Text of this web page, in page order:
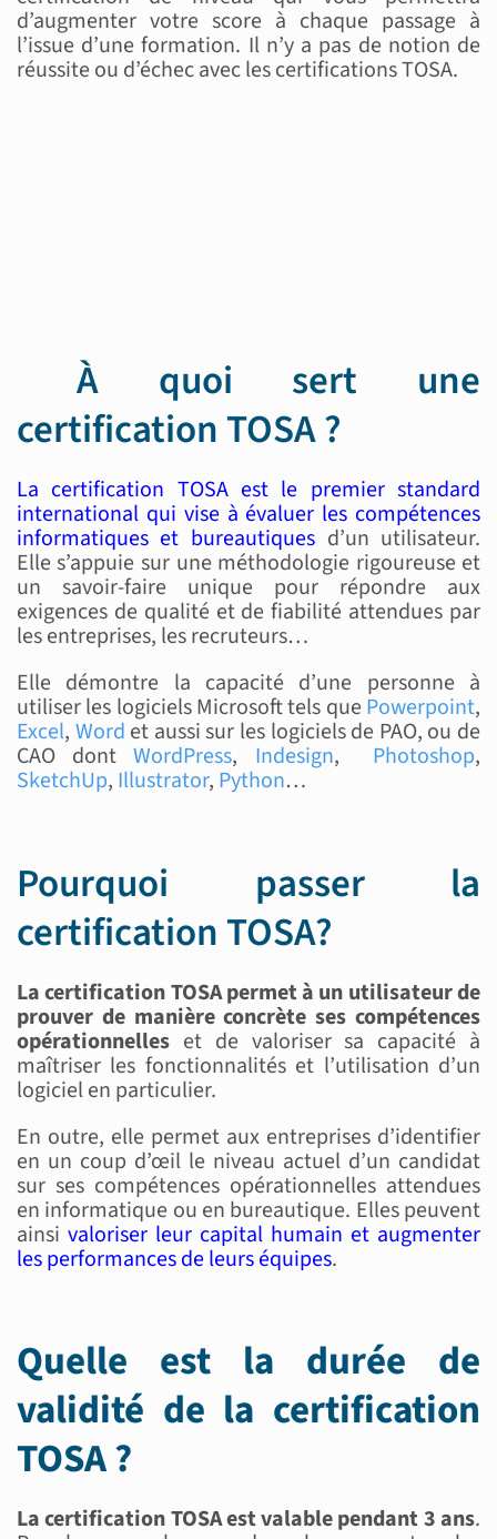
d’augmenter votre score à chaque passage à
l’issue d’une formation. Il n’y a pas de notion de
réussite ou d’échec avec les certifications TOSA.
À quoi sert une
certification TOSA ?
La certification TOSA est le premier standard
international qui vise à évaluer les compétences
informatiques et bureautiques d’un utilisateur.
Elle s’appuie sur une méthodologie rigoureuse et
un savoir-faire unique pour répondre aux
exigences de qualité et de fiabilité attendues par
les entreprises, les recruteurs…
Elle démontre la capacité d’une personne à
utiliser les logiciels Microsoft tels quePowerpoint,
Excel, Word et aussi sur les logiciels de PAO, ou de
CAO dontWordPress, Indesign, Photoshop,
SketchUp, Illustrator, Python…
Pourquoi passer la
certification TOSA?
La certification TOSA permet à un utilisateur de
prouver de manière concrète ses compétences
opérationnelleset de valoriser sa capacité à
maîtriser les fonctionnalités et l’utilisation d’un
logiciel en particulier.
En outre, elle permet aux entreprises d’identifier
en un coup d’œil le niveau actuel d’un candidat
sur ses compétences opérationnelles attendues
en informatique ou en bureautique. Elles peuvent
ainsi valoriser leur capital humain et augmenter
les performances de leurs équipes.
Quelle est la durée de
validité de la certification
TOSA ?
La certification TOSA est valable pendant 3 ans.